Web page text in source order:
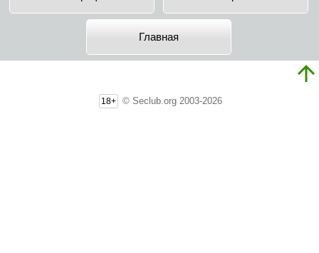
Главная
18+ © Seclub.org 2003-2026